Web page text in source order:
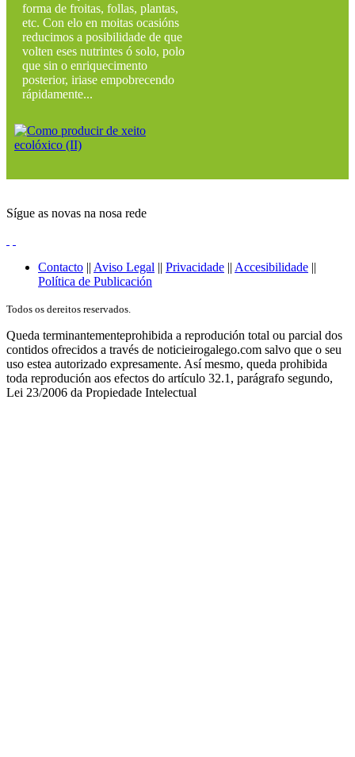
forma de froitas, follas, plantas,
etc. Con elo en moitas ocasións
reducimos a posibilidade de que
volten eses nutrintes ó solo, polo
que sin o enriquecimento
posterior, iriase empobrecendo
rápidamente...
Sígue as novas na nosa rede
Contacto || Aviso Legal || Privacidade || Accesibilidade ||
Política de Publicación
Todos os dereitos reservados.
Queda terminantementeprohibida a reprodución total ou parcial dos
contidos ofrecidos a través de noticieirogalego.com salvo que o seu
uso estea autorizado expresamente. Así mesmo, queda prohibida
toda reprodución aos efectos do artículo 32.1, parágrafo segundo,
Lei 23/2006 da Propiedade Intelectual